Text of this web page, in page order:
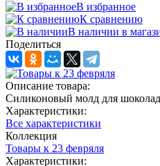
В избранное
К сравнению
В наличии в
Поделиться
Описание товара:
Силиконовый молд для
Характеристики:
Все характеристики
Коллекция
Товары к 23 февряля
Характеристики: